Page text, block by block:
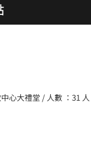
心大禮堂 / 人數 ：31 人